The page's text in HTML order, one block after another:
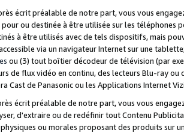
écrit préalable de notre part, vous vous
ou destinée à être utilisée sur les téléphones
à être utilisés avec de tels dispositifs, mais
via un navigateur Internet sur une
ou (3) tout boîtier décodeur de télévision (par
de flux vidéo en continu, des lecteurs Blu-ray
Cast de Panasonic ou les Applications Internet
écrit préalable de notre part, vous vous
d'extraire ou de redéfinir tout Contenu
ou morales proposant des produits sur